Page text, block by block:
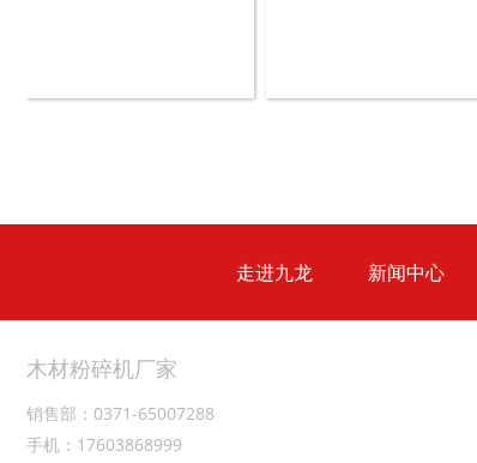
走进九龙 新闻中心
木材粉碎机厂家
销售部：0371-65007288
手机：17603868999